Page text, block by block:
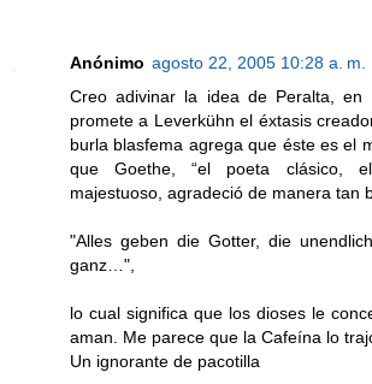
Anónimo agosto 22, 2005 10:28 a. m.
Creo adivinar la idea de Peralta, en
promete a Leverkühn el éxtasis
burla blasfema agrega que éste es el
que Goethe, “el poeta clásico,
majestuoso, agradeció de manera tan
"Alles geben die Gotter, die
ganz…",
lo cual significa que los dioses le
aman. Me parece que la Cafeína lo
Un ignorante de pacotilla